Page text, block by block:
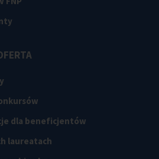
dla beneficjentów
laureatach